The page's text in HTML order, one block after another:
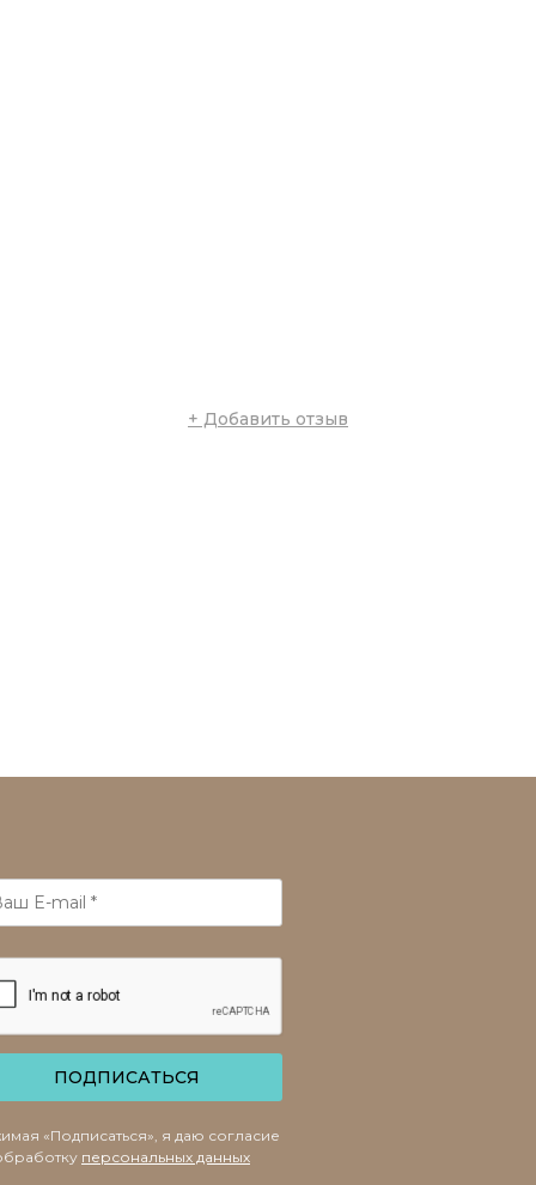
+ Добавить отзыв
ПОДПИСАТЬСЯ
«Подписаться», я даю согласие
персональных данных